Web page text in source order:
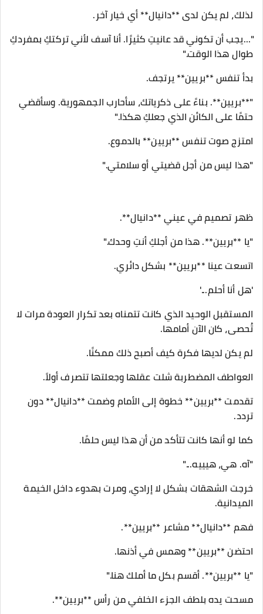
لذلك، لم يكن لدى **دانيال** أي خيار آخر.
"...يجب أن تكوني قد عانيتِ كثيرًا. أنا آسف لأني تركتكِ بمفردكِ
طوال هذا الوقت."
بدأ تنفس **بريين** يرتجف.
"**بريين**. بناءً على ذكرياتك، سأحارب الجمهورية. وسأقضي
حتمًا على الكائن الذي جعلكِ هكذا."
امتزج صوت تنفس **بريين** بالدموع.
"هذا ليس من أجل قضيتي أو سلامتي."
ظهر تصميم في عيني **دانيال**.
"يا **بريين**. هذا من أجلكِ أنتِ وحدك."
اتسعت عينا **بريين** بشكل دائري.
'هل أنا أحلم...'
المستقبل الوحيد الذي كانت تتمناه بعد تكرار العودة مرات لا
تُحصى، كان الآن أمامها.
لم يكن لديها فكرة كيف أصبح ذلك ممكنًا.
العواطف المضطربة شلت عقلها وجعلتها تتصرف أولاً.
تقدمت **بريين** خطوة إلى الأمام وضمت **دانيال** دون
تردد.
كما لو أنها كانت تتأكد من أن هذا ليس حلمًا.
"آه. هي، هيييه..."
خرجت الشهقات بشكل لا إرادي، ومرت بهدوء داخل الخيمة
الميدانية.
فهم **دانيال** مشاعر **بريين**.
احتضن **بريين** وهمس في أذنها.
"يا **بريين**. أقسم بكل ما أملك هنا."
مسحت يده بلطف الجزء الخلفي من رأس **بريين**.